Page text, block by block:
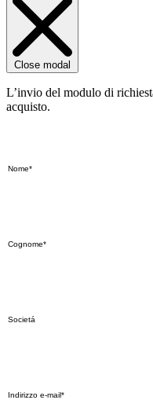
Close modal
L’invio del modulo di
acquisto.